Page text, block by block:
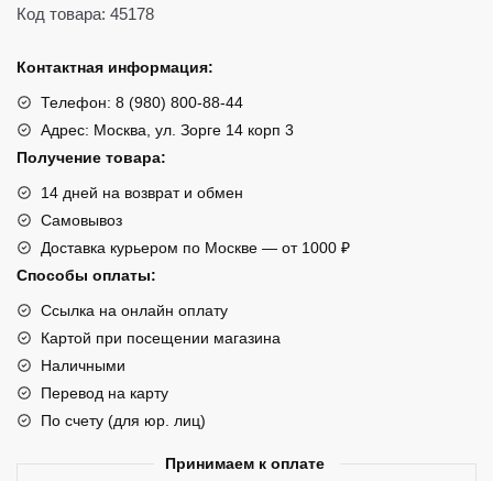
Л.С.
Код товара: 45178
Контактная информация:
Телефон: 8 (980) 800-88-44
Адрес: Москва, ул. Зорге 14 корп 3
Получение товара:
14 дней на возврат и обмен
Самовывоз
Доставка курьером по Москве — от 1000 ₽
Способы оплаты:
Ссылка на онлайн оплату
Картой при посещении магазина
Наличными
Перевод на карту
По счету (для юр. лиц)
Принимаем к оплате